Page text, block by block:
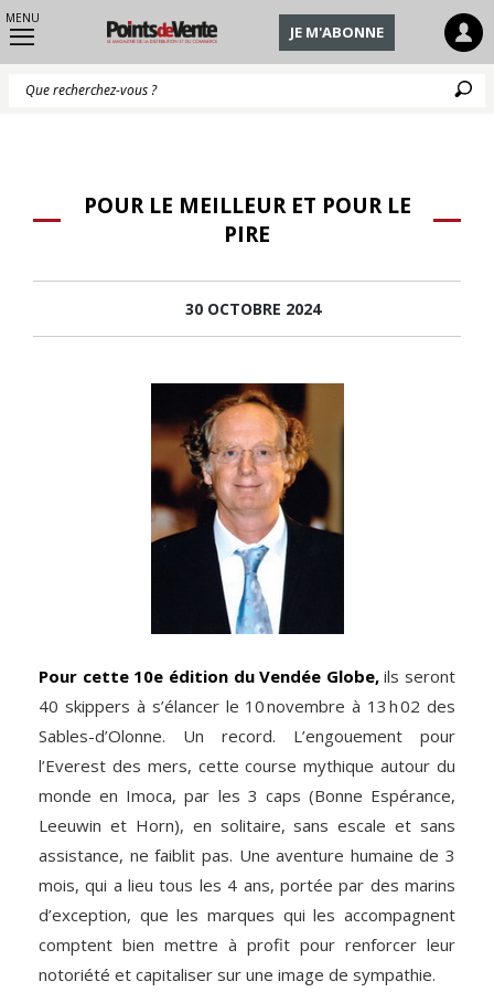
MENU
JE M'ABONNE
POUR LE MEILLEUR ET POUR LE
PIRE
30 OCTOBRE 2024
Pour cette 10e édition du Vendée Globe,ils seront
40 skippers à s’élancer le 10 novembre à 13 h 02 des
Sables-d’Olonne. Un record. L’engouement pour
l’Everest des mers, cette course mythique autour du
monde en Imoca, par les 3 caps (Bonne Espérance,
Leeuwin et Horn), en solitaire, sans escale et sans
assistance, ne faiblit pas. Une aventure humaine de 3
mois, qui a lieu tous les 4 ans, portée par des marins
d’exception, que les marques qui les accompagnent
comptent bien mettre à profit pour renforcer leur
notoriété et capitaliser sur une image de sympathie.